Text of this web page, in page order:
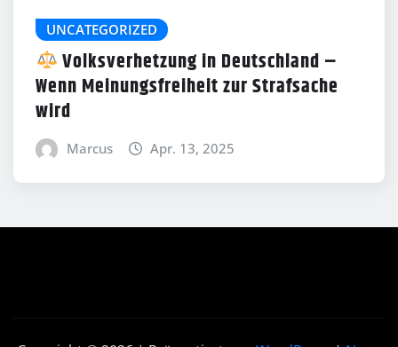
UNCATEGORIZED
Volksverhetzung in Deutschland –
Wenn Meinungsfreiheit zur Strafsache
wird
Marcus Apr. 13, 2025